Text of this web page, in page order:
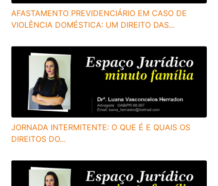
AFASTAMENTO PREVIDENCIÁRIO EM CASO DE
VIOLÊNCIA DOMÉSTICA: UM DIREITO DAS...
JORNADA INTERMITENTE: O QUE É E QUAIS OS
DIREITOS DO...